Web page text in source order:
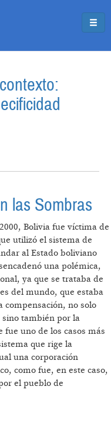
las Sombras
Bolivia fue víctima de
utilizó el sistema de
al Estado boliviano
una polémica,
ya que se trataba de
del mundo, que estaba
compensación, no solo
también por la
uno de los casos más
que rige la
una corporación
como fue, en este caso,
el pueblo de